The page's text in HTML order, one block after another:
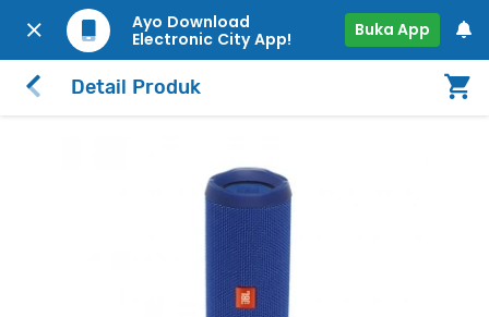
Ayo Download
Electronic City App!
Buka App
Detail Produk